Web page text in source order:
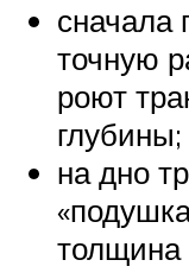
сначала
точную
роют
глубины;
на дно
толщина